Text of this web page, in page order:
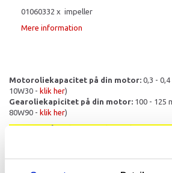
01060332 x impeller
Mere information
Motoroliekapacitet på din motor: 0,3 -
10W30 - klik her)
Gearoliekapicitet på din motor: 100 - 125
80W90 - klik her)
Det er også muligt at vælge et kit med
herunder, så sparer du 5% på olierne